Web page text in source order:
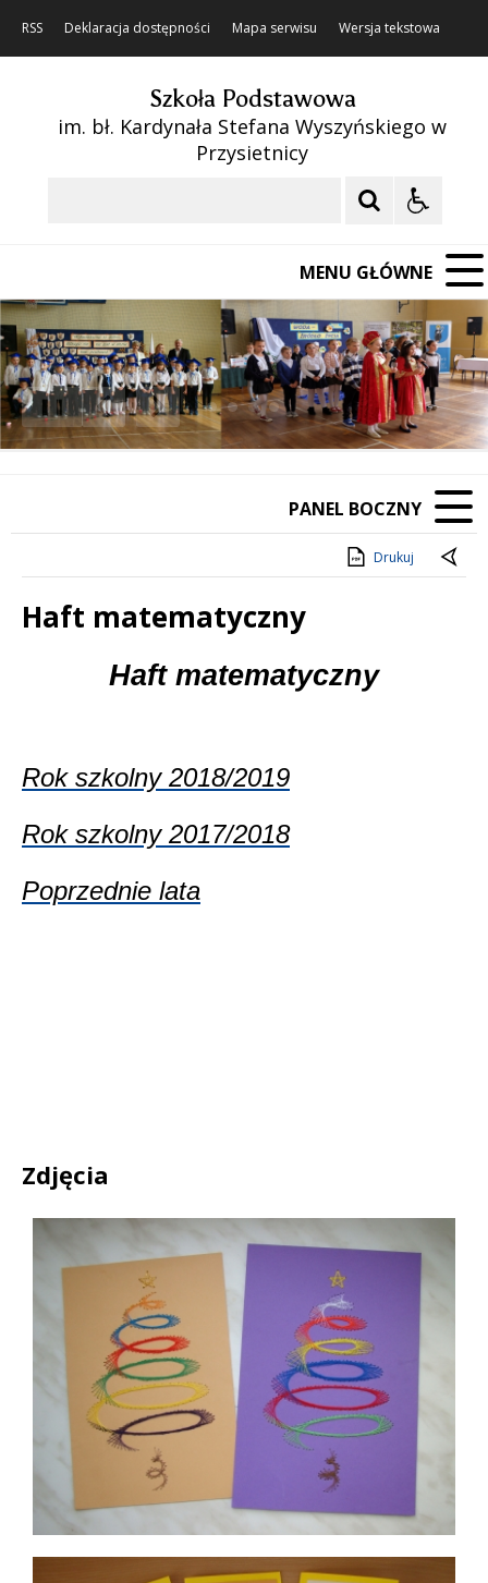
RSS Deklaracja dostępności Mapa serwisu Wersja tekstowa
Szkoła Podstawowa
im. bł. Kardynała Stefana Wyszyńskiego w
Przysietnicy
MENU GŁÓWNE
Poprzedni Element
Następny Element
❚❚
PANEL BOCZNY
Drukuj
Haft matematyczny
Haft matematyczny
Rok szkolny 2018/2019
Rok szkolny 2017/2018
Poprzednie lata
Zdjęcia